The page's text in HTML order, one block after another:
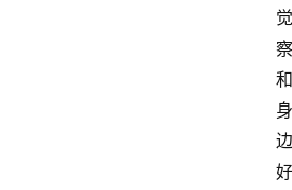
觉
察
和
身
边
好